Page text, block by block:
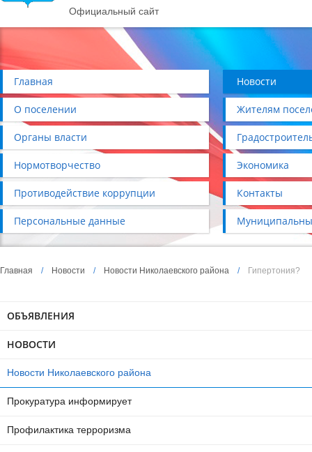
Официальный сайт
Главная Новости
О поселении Жителям
Органы власти
Нормотворчество Экономика
Противодействие коррупции Контакты
Персональные данные
Главная / Новости / Новости Николаевского района / Гипертония?
ОБЪЯВЛЕНИЯ
НОВОСТИ
Новости Николаевского района
Прокуратура информирует
Профилактика терроризма